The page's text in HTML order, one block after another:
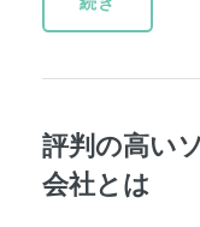
評判の高い
会社とは